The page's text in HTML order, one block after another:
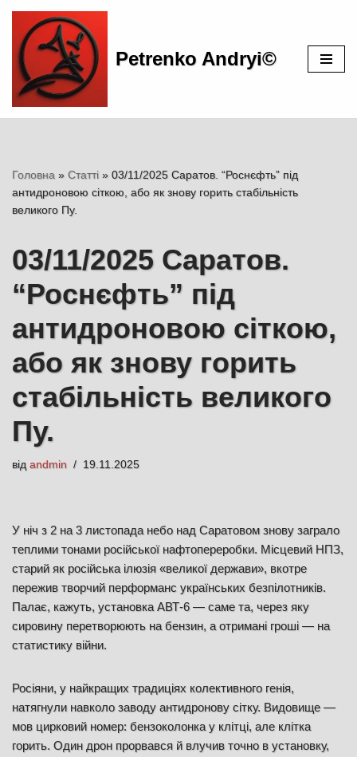
Перейти
до
вмісту
Petrenko Andryi©
Головна » Статті » 03/11/2025 Саратов. “Роснєфть” під
антидроновою сіткою, або як знову горить стабільність
великого Пу.
03/11/2025 Саратов.
“Роснєфть” під
антидроновою сіткою,
або як знову горить
стабільність великого
Пу.
від andmin 19.11.2025
У ніч з 2 на 3 листопада небо над Саратовом знову заграло
теплими тонами російської нафтопереробки. Місцевий НПЗ,
старий як російська ілюзія «великої держави», вкотре
пережив творчий перформанс українських безпілотників.
Палає, кажуть, установка АВТ-6 — саме та, через яку
сировину перетворюють на бензин, а отримані гроші — на
статистику війни.
Росіяни, у найкращих традиціях колективного генія,
натягнули навколо заводу антидронову сітку. Видовище —
мов цирковий номер: бензоколонка у клітці, але клітка
горить. Один дрон прорвався й влучив точно в установку,